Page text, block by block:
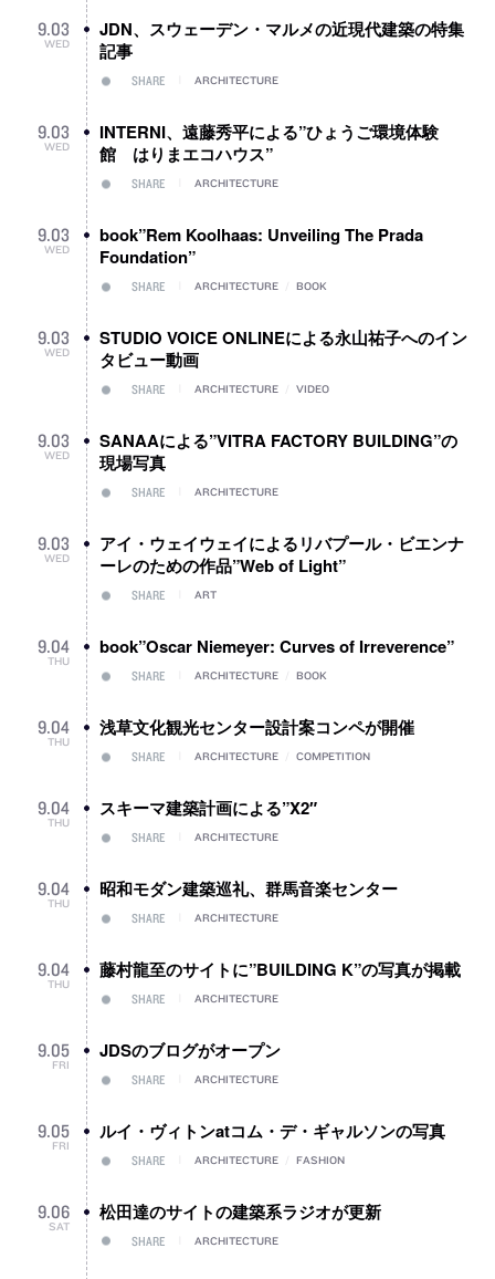
9.03
WED
JDN、スウェーデン・マルメの近現代建築の特集
記事
SHARE ARCHITECTURE
9.03
WED
INTERNI、遠藤秀平による”ひょうご環境体験
館 はりまエコハウス”
SHARE ARCHITECTURE
9.03
WED
book”Rem Koolhaas: Unveiling The Prada
Foundation”
SHARE ARCHITECTURE BOOK
9.03
WED
STUDIO VOICE ONLINEによる永山祐子へのイン
タビュー動画
SHARE ARCHITECTURE VIDEO
9.03
WED
SANAAによる”VITRA FACTORY BUILDING”の
現場写真
SHARE ARCHITECTURE
9.03
WED
アイ・ウェイウェイによるリバプール・ビエンナ
ーレのための作品”Web of Light”
SHARE ART
9.04
THU
book”Oscar Niemeyer: Curves of Irreverence”
SHARE ARCHITECTURE BOOK
9.04
THU
浅草文化観光センター設計案コンペが開催
SHARE ARCHITECTURE COMPETITION
9.04
THU
スキーマ建築計画による”X2″
SHARE ARCHITECTURE
9.04
THU
昭和モダン建築巡礼、群馬音楽センター
SHARE ARCHITECTURE
9.04
THU
藤村龍至のサイトに”BUILDING K”の写真が掲載
SHARE ARCHITECTURE
9.05
FRI
JDSのブログがオープン
SHARE ARCHITECTURE
9.05
FRI
ルイ・ヴィトンatコム・デ・ギャルソンの写真
SHARE ARCHITECTURE FASHION
9.06
SAT
松田達のサイトの建築系ラジオが更新
SHARE ARCHITECTURE